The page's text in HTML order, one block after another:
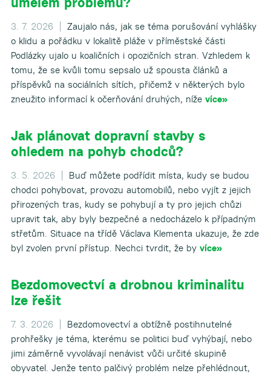
3. 7. 2026 |
Zaujalo nás, jak se téma porušování vyhlášky
o klidu a pořádku v lokalitě pláže v příměstské části
Podlázky ujalo u koaličních i opozičních stran. Vzhledem k
tomu, že se kvůli tomu sepsalo už spousta článků a
příspěvků na sociálních sítích, přičemž v některých bylo
zneužito informací k očerňování druhých, níže více»
Jak plánovat dopravní stavby s
ohledem na pohyb chodců?
3. 5. 2026 |
Buď můžete podřídit místa, kudy se budou
chodci pohybovat, provozu automobilů, nebo vyjít z jejich
přirozených tras, kudy se pohybují a ty pro jejich chůzi
upravit tak, aby byly bezpečné a nedocházelo k případným
střetům. Situace na třídě Václava Klementa ukazuje, že zde
byl zvolen první přístup. Nechci tvrdit, že by více»
Bezdomovectví a drobnou kriminalitu
lze řešit
7. 3. 2026 |
Bezdomovectví a obtížně postihnutelné
prohřešky je téma, kterému se politici buď vyhýbají, nebo
jimi záměrně vyvolávají nenávist vůči určité skupině
obyvatel. Jenže tento palčivý problém nelze přehlédnout,